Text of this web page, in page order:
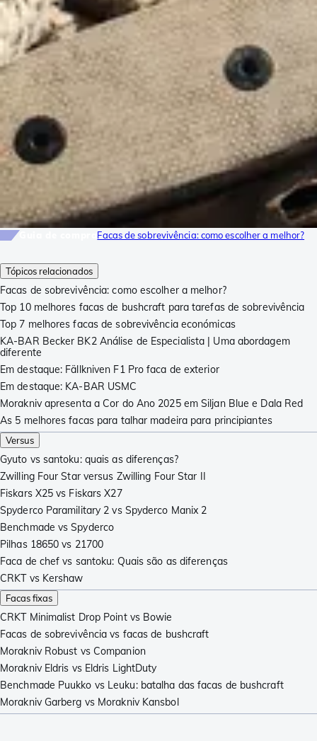
Tópicos relacionados
Facas de sobrevivência: como escolher a melhor?
Top 10 melhores facas de bushcraft para tarefas de sobrevivência
Top 7 melhores facas de sobrevivência económicas
KA-BAR Becker BK2 Análise de Especialista | Uma abordagem
diferente
Em destaque: Fällkniven F1 Pro faca de exterior
Em destaque: KA-BAR USMC
Morakniv apresenta a Cor do Ano 2025 em Siljan Blue e Dala Red
As 5 melhores facas para talhar madeira para principiantes
Versus
Gyuto vs santoku: quais as diferenças?
Zwilling Four Star versus Zwilling Four Star II
Fiskars X25 vs Fiskars X27
Spyderco Paramilitary 2 vs Spyderco Manix 2
Benchmade vs Spyderco
Pilhas 18650 vs 21700
Faca de chef vs santoku: Quais são as diferenças
CRKT vs Kershaw
Facas fixas
CRKT Minimalist Drop Point vs Bowie
Facas de sobrevivência vs facas de bushcraft
Morakniv Robust vs Companion
Morakniv Eldris vs Eldris LightDuty
Benchmade Puukko vs Leuku: batalha das facas de bushcraft
Morakniv Garberg vs Morakniv Kansbol
Facas de sobrevivência: como escolher a melhor?